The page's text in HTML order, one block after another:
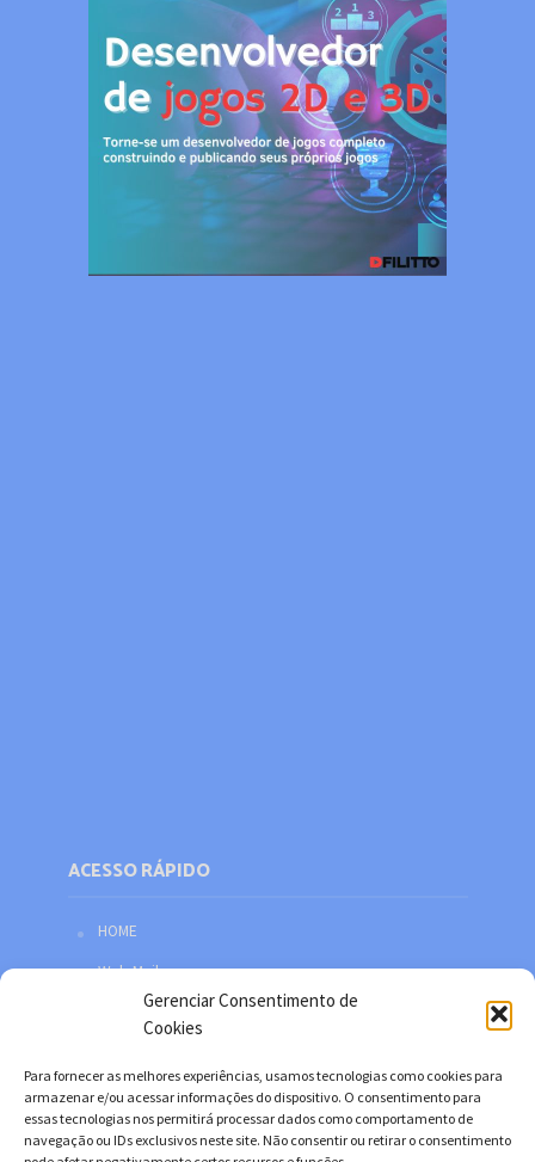
Gerenciar Consentimento de
Cookies
Para fornecer as melhores experiências, usamos tecnologias como cookies para
armazenar e/ou acessar informações do dispositivo. O consentimento para
essas tecnologias nos permitirá processar dados como comportamento de
navegação ou IDs exclusivos neste site. Não consentir ou retirar o consentimento
ACESSO RÁPIDO
HOME
Web Mail
Política de privacidade
Facebook
Twitter